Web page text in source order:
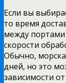
Если вы
то время
между портами
скорости
Обычно,
дней, но это
зависимости